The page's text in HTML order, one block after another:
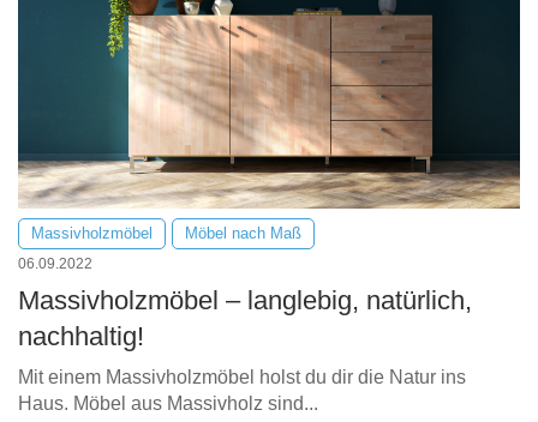
Massivholzmöbel Möbel nach Maß
06.09.2022
Massivholzmöbel – langlebig, natürlich,
nachhaltig!
Mit einem Massivholzmöbel holst du dir die Natur ins
Haus. Möbel aus Massivholz sind...